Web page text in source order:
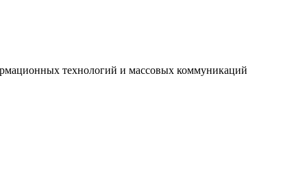
технологий и массовых коммуникаций